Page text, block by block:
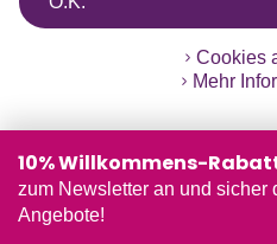
Cookies
Mehr
10% Willkommens-
zum Newsletter an und sicher
Angebote!